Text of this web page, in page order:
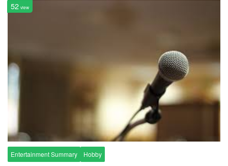
52 view
Entertainment Summary Hobby